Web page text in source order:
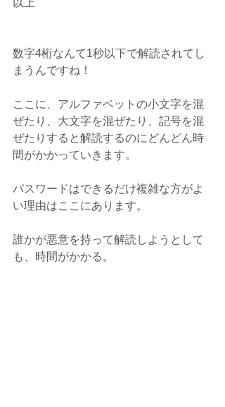
以上
数字4桁なんて1秒以下で解読されてし
まうんですね！
ここに、アルファベットの小文字を混
ぜたり、大文字を混ぜたり、記号を混
ぜたりすると解読するのにどんどん時
間がかかっていきます。
パスワードはできるだけ複雑な方がよ
い理由はここにあります。
誰かが悪意を持って解読しようとして
も、時間がかかる。